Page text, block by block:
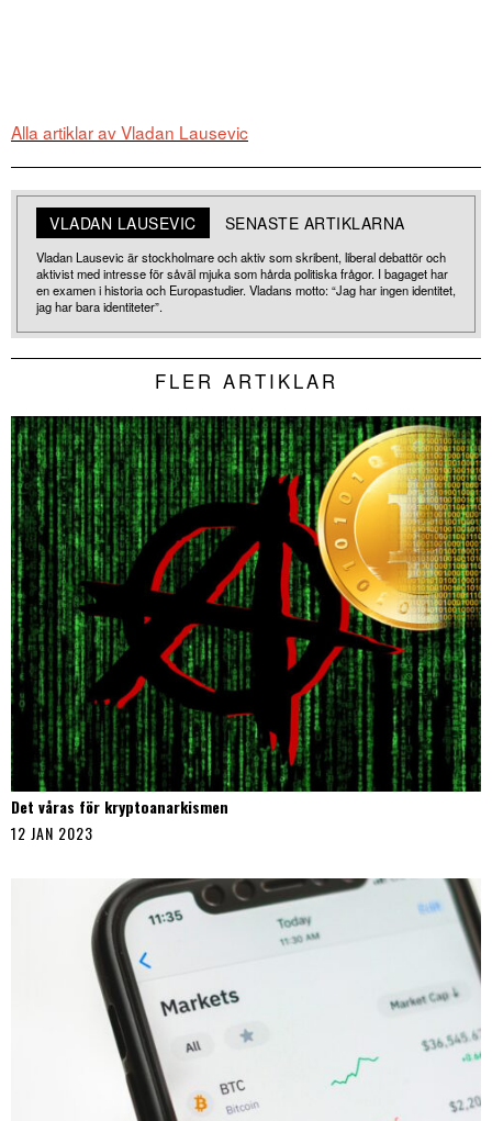
Alla artiklar av Vladan Lausevic
VLADAN LAUSEVIC SENASTE ARTIKLARNA
Vladan Lausevic är stockholmare och aktiv som skribent, liberal debattör och
aktivist med intresse för såväl mjuka som hårda politiska frågor. I bagaget har
en examen i historia och Europastudier. Vladans motto: “Jag har ingen identitet,
jag har bara identiteter”.
FLER ARTIKLAR
Det våras för kryptoanarkismen
12 JAN 2023